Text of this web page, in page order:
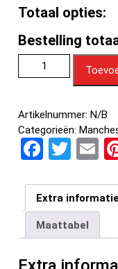
Totaal opties:
Bestelling
Artikelnummer: N/B
Categorieën:
F
ce
b
o
o
T
tt
er
E
Extra informatie
Maattabel